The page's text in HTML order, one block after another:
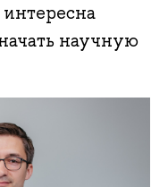
научную